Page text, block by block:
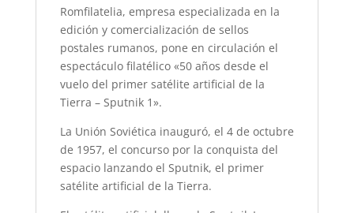
Romfilatelia, empresa especializada en la
edición y comercialización de sellos
postales rumanos, pone en circulación el
espectáculo filatélico «50 años desde el
vuelo del primer satélite artificial de la
Tierra – Sputnik 1».
La Unión Soviética inauguró, el 4 de octubre
de 1957, el concurso por la conquista del
espacio lanzando el Sputnik, el primer
satélite artificial de la Tierra.